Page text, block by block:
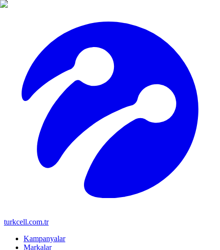
turkcell.com.tr
Kampanyalar
Markalar